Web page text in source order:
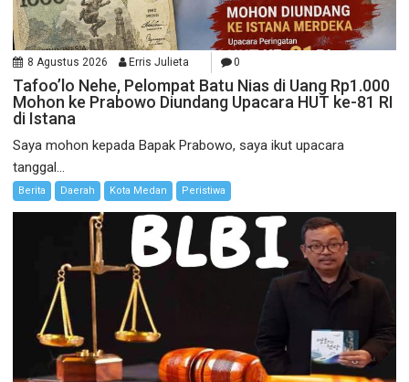
8 Agustus 2026 Erris Julieta 0
Tafoo’lo Nehe, Pelompat Batu Nias di Uang Rp1.000
Mohon ke Prabowo Diundang Upacara HUT ke-81 RI
di Istana
Saya mohon kepada Bapak Prabowo, saya ikut upacara
tanggal...
Berita Daerah Kota Medan Peristiwa